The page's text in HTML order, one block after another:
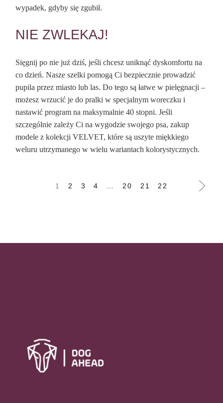
wypadek, gdyby się zgubił.
NIE ZWLEKAJ!
Sięgnij po nie już dziś, jeśli chcesz uniknąć dyskomfortu na
co dzień. Nasze szelki pomogą Ci bezpiecznie prowadzić
pupila przez miasto lub las. Do tego są łatwe w pielęgnacji –
możesz wrzucić je do pralki w specjalnym woreczku i
nastawić program na maksymalnie 40 stopni. Jeśli
szczególnie zależy Ci na wygodzie swojego psa, zakup
modele z kolekcji VELVET, które są uszyte miękkiego
weluru utrzymanego w wielu wariantach kolorystycznych.
1 2 3 4 20 21 22